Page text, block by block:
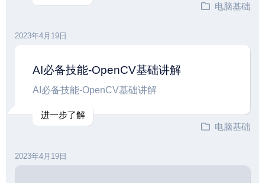
电脑基础
2023年4月19日
AI必备技能-OpenCV基础讲解
AI必备技能-OpenCV基础讲解
进一步了解
电脑基础
2023年4月19日